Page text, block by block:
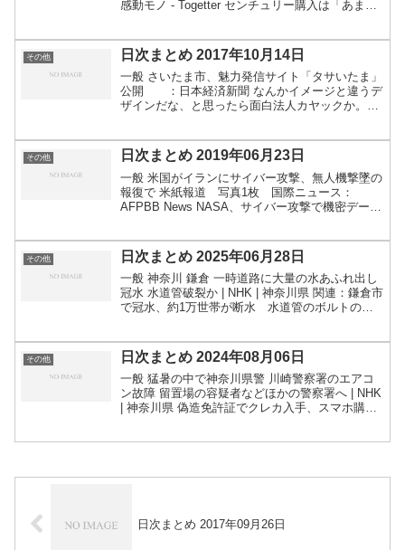
感動モノ - Togetter センチュリー購入は「あまり
その他 日次まとめ 2017年10月14日
一般 さいたま市、魅力発信サイト「タサいたま」
公開 ：日本経済新聞 なんかイメージと違うデ
ザインだな、と思ったら面白法人カヤックか。関
CAS...
その他 日次まとめ 2019年06月23日
一般 米国がイランにサイバー攻撃、無人機撃墜の
報復で 米紙報道 写真1枚 国際ニュース：
AFPBB News NASA、サイバー攻撃で機密データ
その他 日次まとめ 2025年06月28日
一般 神奈川 鎌倉 一時道路に大量の水あふれ出し
冠水 水道管破裂か | NHK | 神奈川県 関連：鎌倉市
で冠水、約1万世帯が断水 水道管のボルトの腐
その他 日次まとめ 2024年08月06日
一般 猛暑の中で神奈川県警 川崎警察署のエアコ
ン故障 留置場の容疑者などほかの警察署へ | NHK
| 神奈川県 偽造免許証でクレカ入手、スマホ購入
日次まとめ 2017年09月26日